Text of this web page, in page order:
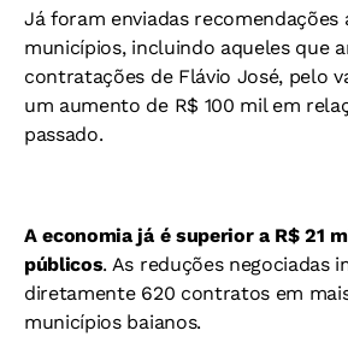
Já foram enviadas recomendações
municípios, incluindo aqueles que
contratações de Flávio José, pelo
um aumento de R$ 100 mil em
passado.
A economia já é superior a R$ 21
públicos. As reduções negociadas
diretamente 620 contratos em
municípios baianos.